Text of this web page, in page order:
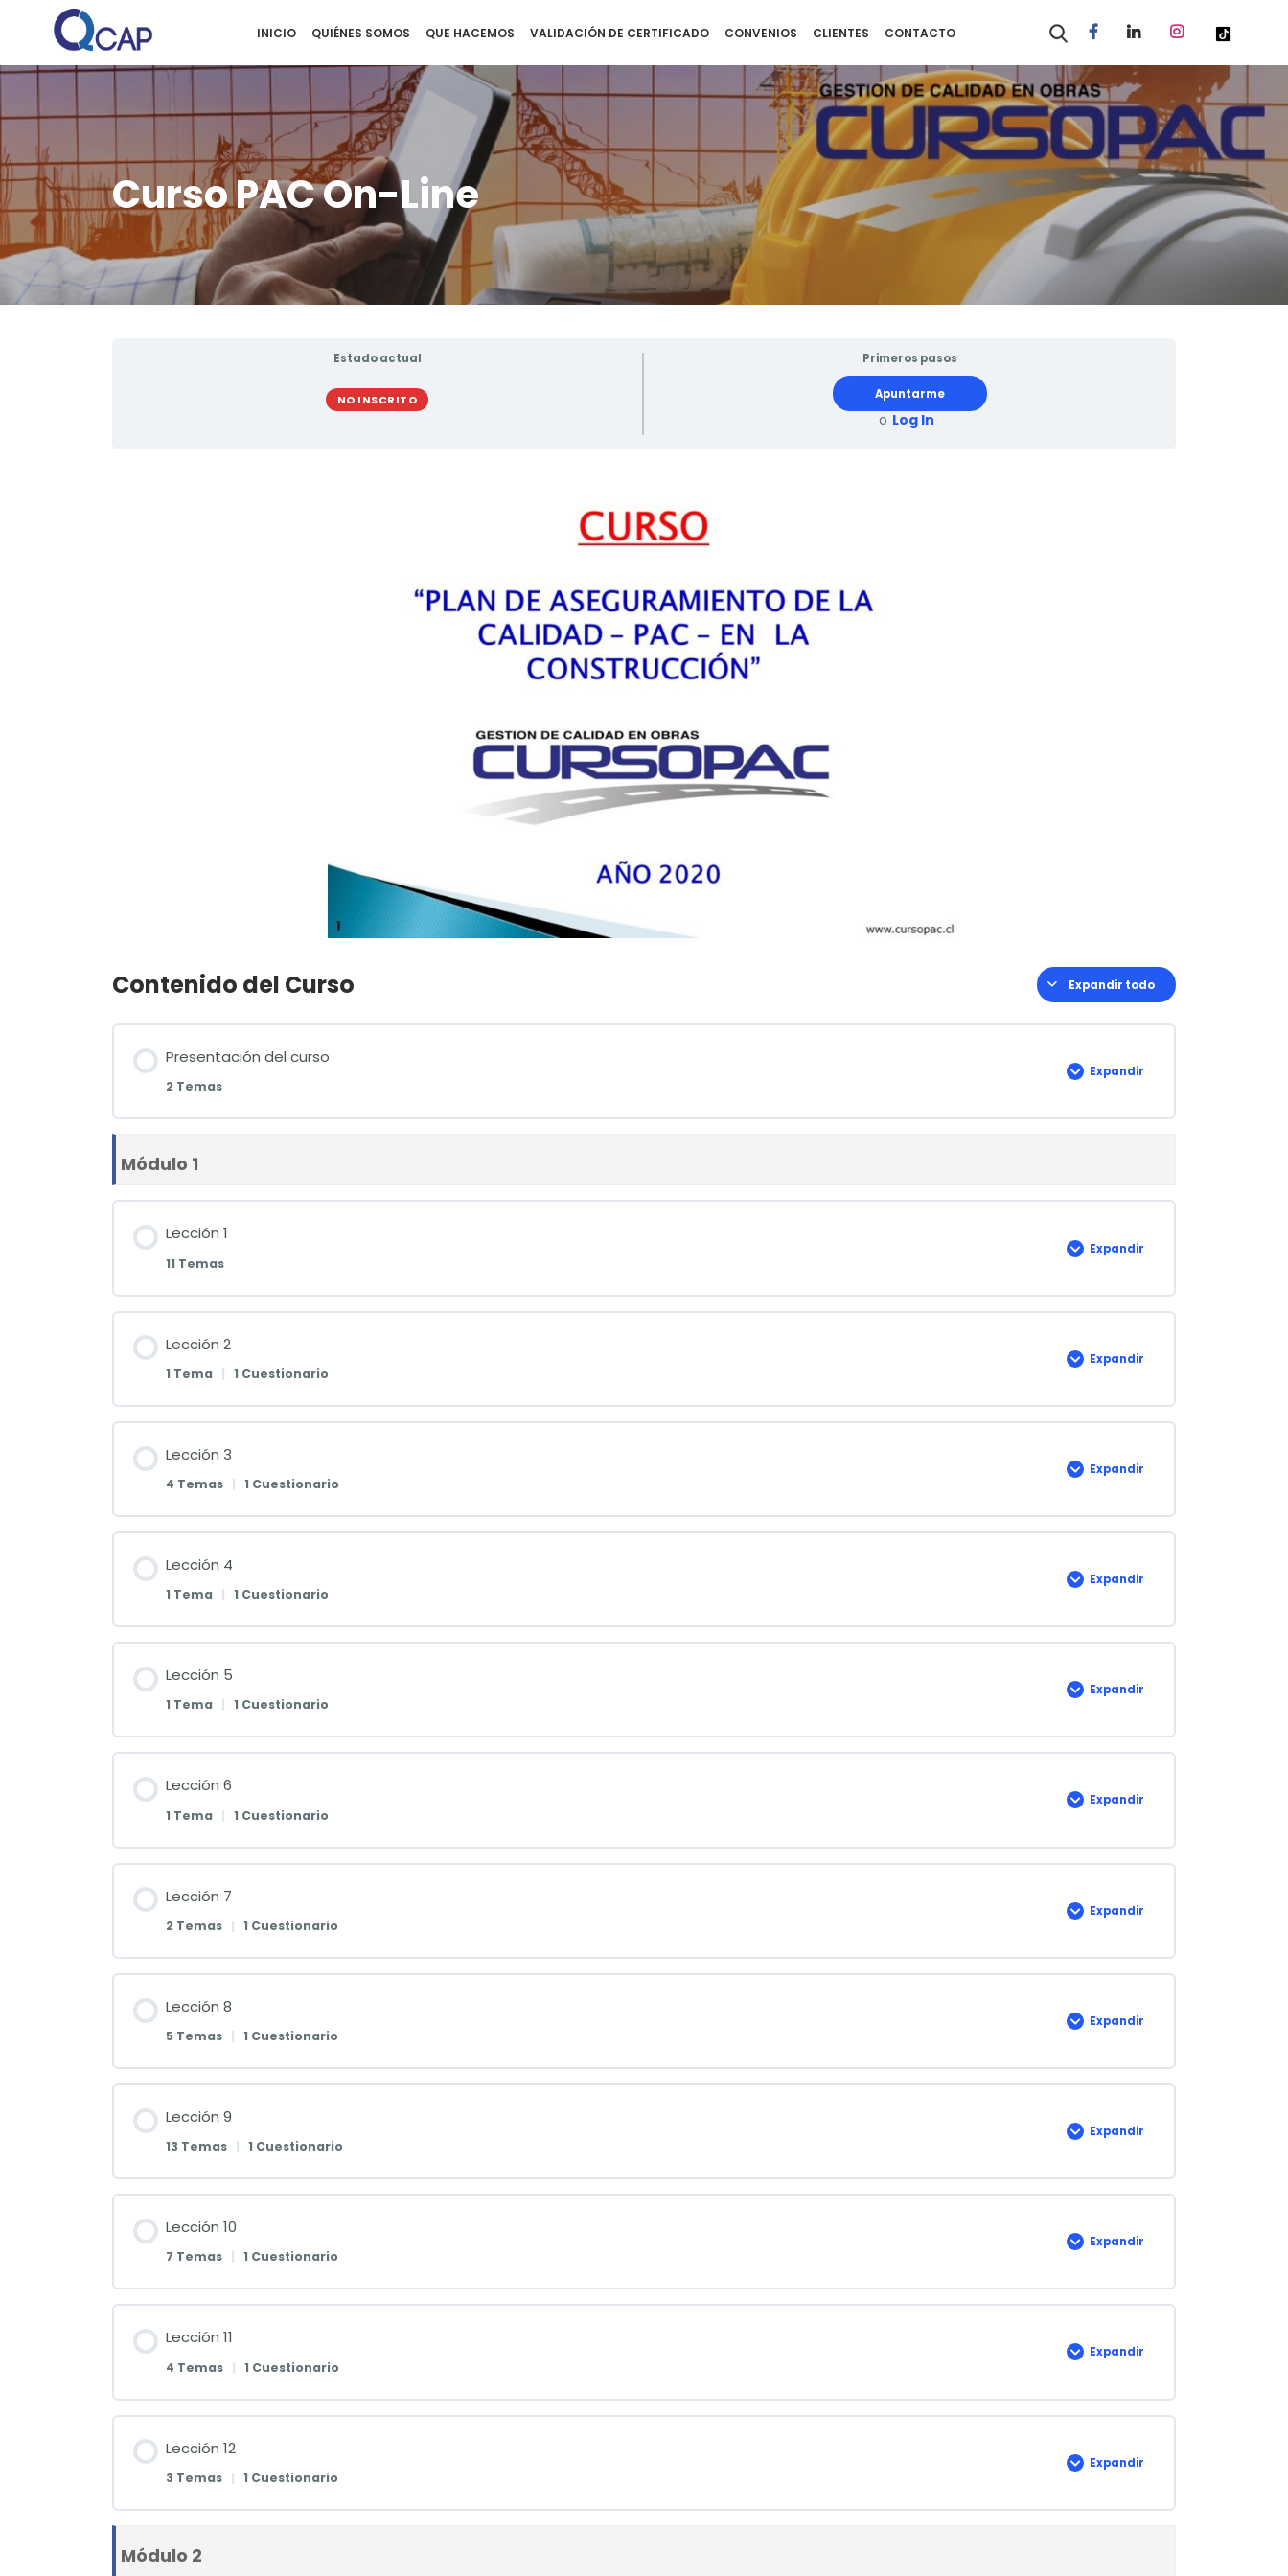
INICIO QUIÉNES SOMOS QUE HACEMOS VALIDACIÓN DE CERTIFICADO CONVENIOS CLIENTES CONTACTO
Curso PAC On-Line
Estado actual
NO INSCRITO
Primeros pasos
Apuntarme
o Log In
Contenido del Curso Expandir todo
Lecciones
Presentación del curso
2 Temas
Expandir
Presentación
Módulo 1
Lección 1
11 Temas
Expandir
Lección
Lección 2
1 Tema | 1 Cuestionario
Expandir
Lección
Lección 3
4 Temas | 1 Cuestionario
Expandir
Lección
Lección 4
1 Tema | 1 Cuestionario
Expandir
Lección
Lección 5
1 Tema | 1 Cuestionario
Expandir
Lección
Lección 6
1 Tema | 1 Cuestionario
Expandir
Lección
Lección 7
2 Temas | 1 Cuestionario
Expandir
Lección
Lección 8
5 Temas | 1 Cuestionario
Expandir
Lección
Lección 9
13 Temas | 1 Cuestionario
Expandir
Lección
Lección 10
7 Temas | 1 Cuestionario
Expandir
Lección
Lección 11
4 Temas | 1 Cuestionario
Expandir
Lección
Lección 12
3 Temas | 1 Cuestionario
Expandir
Lección
Módulo 2